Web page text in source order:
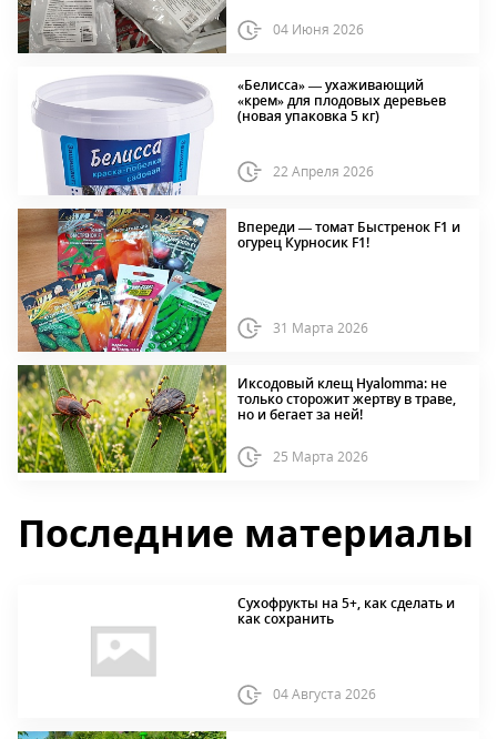
04 Июня 2026
«Белисса» — ухаживающий
«крем» для плодовых деревьев
(новая упаковка 5 кг)
22 Апреля 2026
Впереди — томат Быстренок F1 и
огурец Курносик F1!
31 Марта 2026
Иксодовый клещ Hyalomma: не
только сторожит жертву в траве,
но и бегает за ней!
25 Марта 2026
Последние материалы
Сухофрукты на 5+, как сделать и
как сохранить
04 Августа 2026